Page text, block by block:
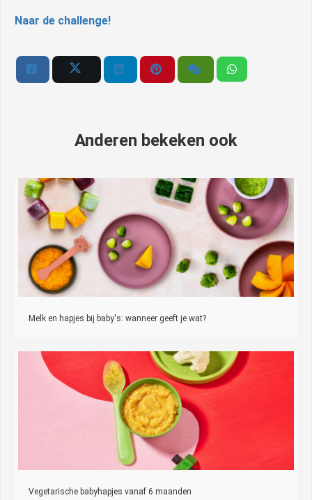
Naar de challenge!
Anderen bekeken ook
Melk en hapjes bij baby's: wanneer geeft je wat?
Vegetarische babyhapjes vanaf 6 maanden